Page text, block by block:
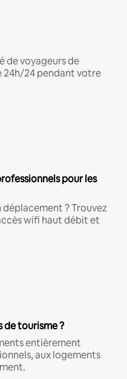
de voyageurs de
24h/24 pendant votre
pour les
déplacement ? Trouvez
wifi haut débit et
de tourisme ?
entièrement
aux logements